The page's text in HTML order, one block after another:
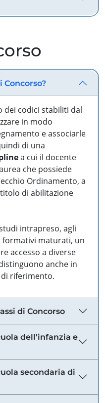
Concorso?
dei codici stabiliti dal
in modo
e associarle
di una
a cui il docente
che possiede
Ordinamento, a
di abilitazione
intrapreso, agli
formativi maturati, un
accesso a diverse
anche in
riferimento.
di Concorso
dell'infanzia e
secondaria di